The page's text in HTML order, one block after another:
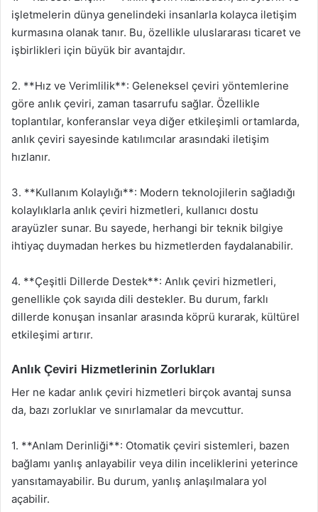
işletmelerin dünya genelindeki insanlarla kolayca iletişim
kurmasına olanak tanır. Bu, özellikle uluslararası ticaret ve
işbirlikleri için büyük bir avantajdır.
2. **Hız ve Verimlilik**: Geleneksel çeviri yöntemlerine
göre anlık çeviri, zaman tasarrufu sağlar. Özellikle
toplantılar, konferanslar veya diğer etkileşimli ortamlarda,
anlık çeviri sayesinde katılımcılar arasındaki iletişim
hızlanır.
3. **Kullanım Kolaylığı**: Modern teknolojilerin sağladığı
kolaylıklarla anlık çeviri hizmetleri, kullanıcı dostu
arayüzler sunar. Bu sayede, herhangi bir teknik bilgiye
ihtiyaç duymadan herkes bu hizmetlerden faydalanabilir.
4. **Çeşitli Dillerde Destek**: Anlık çeviri hizmetleri,
genellikle çok sayıda dili destekler. Bu durum, farklı
dillerde konuşan insanlar arasında köprü kurarak, kültürel
etkileşimi artırır.
Anlık Çeviri Hizmetlerinin Zorlukları
Her ne kadar anlık çeviri hizmetleri birçok avantaj sunsa
da, bazı zorluklar ve sınırlamalar da mevcuttur.
1. **Anlam Derinliği**: Otomatik çeviri sistemleri, bazen
bağlamı yanlış anlayabilir veya dilin inceliklerini yeterince
yansıtamayabilir. Bu durum, yanlış anlaşılmalara yol
açabilir.